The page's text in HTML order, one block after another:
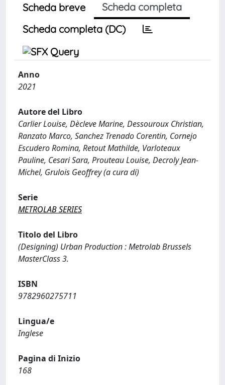
Scheda breve
Scheda completa
Scheda completa (DC)
Anno
2021
Autore del Libro
Carlier Louise, Dècleve Marine, Dessouroux Christian,
Ranzato Marco, Sanchez Trenado Corentin, Cornejo
Escudero Romina, Retout Mathilde, Varloteaux
Pauline, Cesari Sara, Prouteau Louise, Decroly Jean-
Michel, Grulois Geoffrey (a cura di)
Serie
METROLAB SERIES
Titolo del Libro
(Designing) Urban Production : Metrolab Brussels
MasterClass 3.
ISBN
9782960275711
Lingua/e
Inglese
Pagina di Inizio
168